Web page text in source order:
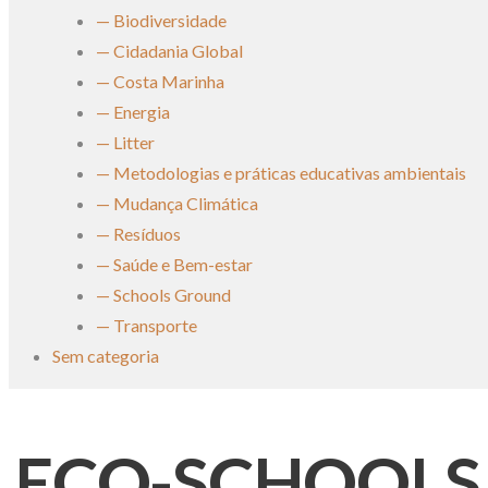
— Biodiversidade
— Cidadania Global
— Costa Marinha
— Energia
— Litter
— Metodologias e práticas educativas ambientais
— Mudança Climática
— Resíduos
— Saúde e Bem-estar
— Schools Ground
— Transporte
Sem categoria